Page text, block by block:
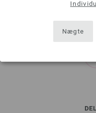
Nægte
eks. moms, med tillæg af